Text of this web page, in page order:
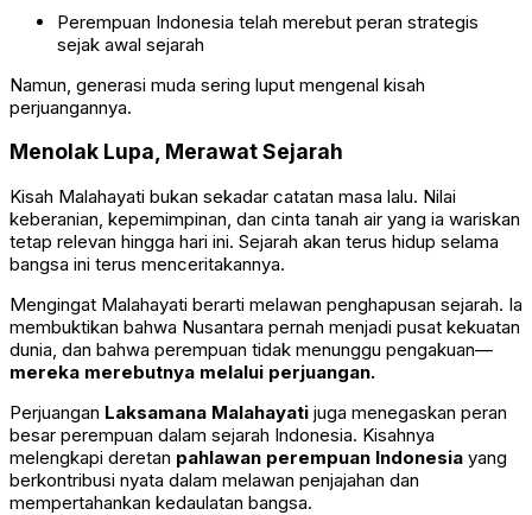
Perempuan Indonesia telah merebut peran strategis
sejak awal sejarah
Namun, generasi muda sering luput mengenal kisah
perjuangannya.
Menolak Lupa, Merawat Sejarah
Kisah Malahayati bukan sekadar catatan masa lalu. Nilai
keberanian, kepemimpinan, dan cinta tanah air yang ia wariskan
tetap relevan hingga hari ini. Sejarah akan terus hidup selama
bangsa ini terus menceritakannya.
Mengingat Malahayati berarti melawan penghapusan sejarah. Ia
membuktikan bahwa Nusantara pernah menjadi pusat kekuatan
dunia, dan bahwa perempuan tidak menunggu pengakuan—
mereka merebutnya melalui perjuangan.
Perjuangan Laksamana Malahayati juga menegaskan peran
besar perempuan dalam sejarah Indonesia. Kisahnya
melengkapi deretan pahlawan perempuan Indonesia yang
berkontribusi nyata dalam melawan penjajahan dan
mempertahankan kedaulatan bangsa.